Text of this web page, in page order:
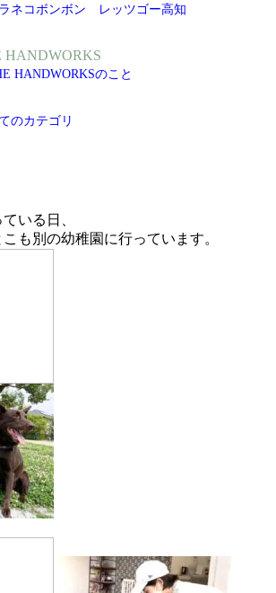
ラネコボンボン レッツゴー高知
HANDWORKS
HANDWORKSのこと
のカテゴリ
いる日、
も別の幼稚園に行っています。